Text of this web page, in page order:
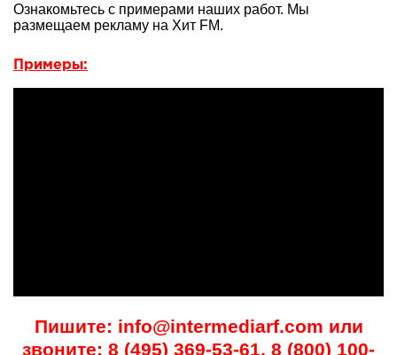
Ознакомьтесь с примерами наших работ. Мы
размещаем рекламу на Хит FM.
Примеры:
Пишите: info@intermediarf.com или
звоните: 8 (495) 369-53-61, 8 (800) 100-